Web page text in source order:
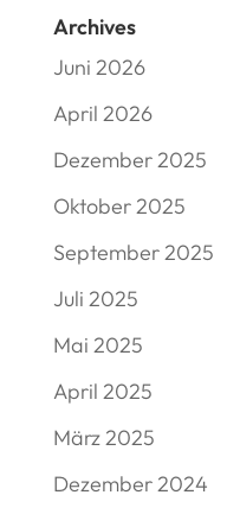
Archives
Juni 2026
April 2026
Dezember 2025
Oktober 2025
September 2025
Juli 2025
Mai 2025
April 2025
März 2025
Dezember 2024